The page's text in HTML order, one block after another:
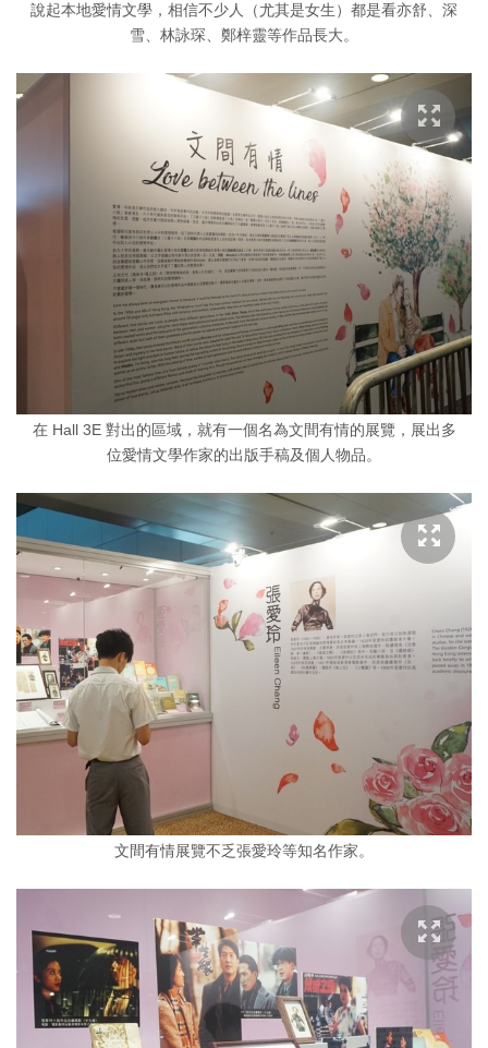
說起本地愛情文學，相信不少人（尤其是女生）都是看亦舒、深
雪、林詠琛、鄭梓靈等作品長大。
在 Hall 3E 對出的區域，就有一個名為文間有情的展覽，展出多
位愛情文學作家的出版手稿及個人物品。
文間有情展覽不乏張愛玲等知名作家。